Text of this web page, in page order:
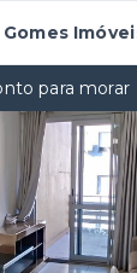
Gomes
para morar